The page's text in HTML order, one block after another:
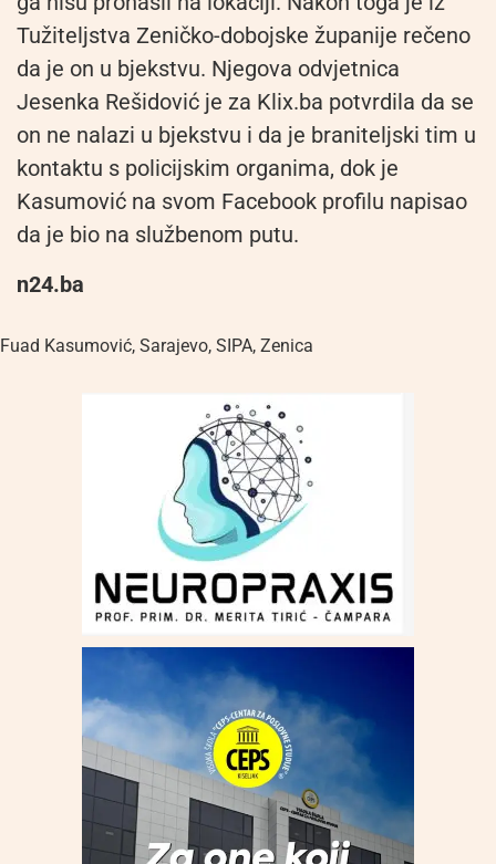
Tužiteljstva Zeničko-dobojske županije rečeno
da je on u bjekstvu. Njegova odvjetnica
Jesenka Rešidović je za Klix.ba potvrdila da se
on ne nalazi u bjekstvu i da je braniteljski tim u
kontaktu s policijskim organima, dok je
Kasumović na svom Facebook profilu napisao
da je bio na službenom putu.
n24.ba
Fuad Kasumović, Sarajevo, SIPA, Zenica